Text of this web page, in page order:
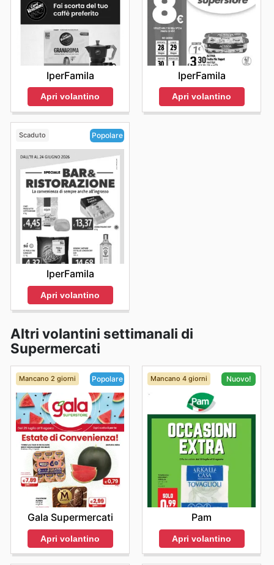
IperFamila
Apri volantino
IperFamila
Apri volantino
Scaduto Popolare
IperFamila
Apri volantino
Altri volantini settimanali di
Supermercati
Mancano 2 giorni Popolare
Gala Supermercati
Apri volantino
Mancano 4 giorni Nuovo!
Pam
Apri volantino